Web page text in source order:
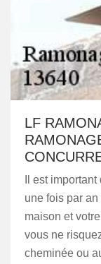
LF
Il est
une fois par
maison et
vous ne
cheminée ou